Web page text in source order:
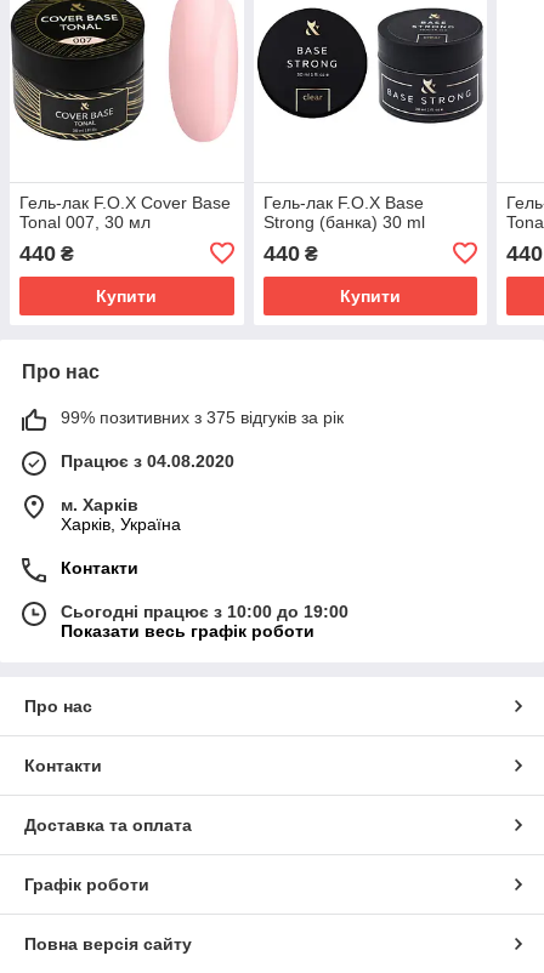
Гель-лак F.O.X Cover Base
Tonal 007, 30 мл
440 ₴
Купити
Гель-лак F.O.X Base
Strong (банка) 30 ml
440₴
Купити
440
Про нас
99% позитивних з 375 відгуків за рік
Працює з 04.08.2020
м. Харків
Харків, Україна
Контакти
Сьогодні працює з 10:00 до 19:00
Показати весь графік роботи
Про нас
Контакти
Доставка та оплата
Графік роботи
Повна версія сайту